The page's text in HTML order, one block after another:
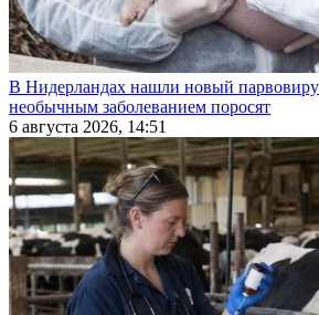
В Нидерландах нашли новый
необычным заболеванием поросят
6 августа 2026, 14:51